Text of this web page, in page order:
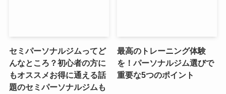
セミパーソナルジムってど
んなところ？初心者の方に
もオススメお得に通える話
題のセミパーソナルジムも
最高のトレーニング体験
を！パーソナルジム選びで
重要な5つのポイント